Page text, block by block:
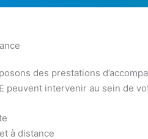
des prestations
peuvent intervenir au sein de
à distance